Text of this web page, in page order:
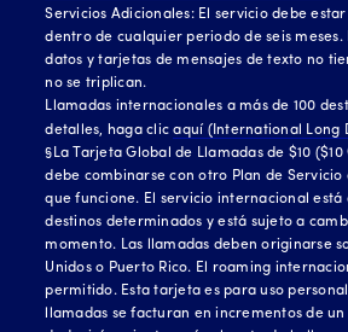
Servicios Adicionales: El servicio debe
dentro de cualquier periodo de seis meses.
datos y tarjetas de mensajes de texto no
no se triplican.
Llamadas internacionales a más de 100
detalles, haga clicaquí (International Long
§La Tarjeta Global de Llamadas de $10
debe combinarse con otro Plan de Servicio
que funcione. El servicio internacional está
destinos determinados y está sujeto a
momento. Las llamadas deben originarse
Unidos o Puerto Rico. El roaming
permitido. Esta tarjeta es para uso
llamadas se facturan en incrementos de